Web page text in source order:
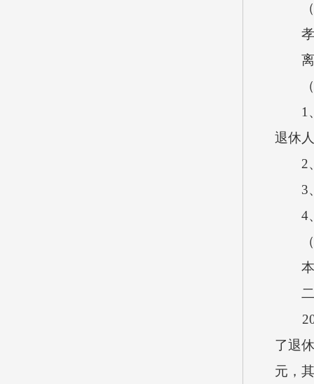
（
孝义
离退
（
1、
退休
2、
3、
4、
（
本单
二
了退
元，